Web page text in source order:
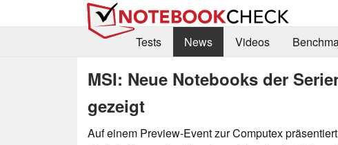
Tests
News Videos
MSI: Neue Notebooks der
gezeigt
Auf einem Preview-Event zur Computex